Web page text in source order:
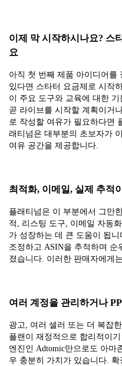
이제 막 시작하시나요? 스
요
아직 첫 번째 제품 아이디어를
있다면 스타터 요금제로 시작
이 주요 도구와 교육에 대한
곧 라이브를 시작할 계획이거
로 작성할 여유가 필요하다면
래티넘은 대부분의 초보자가
여유 공간을 제공합니다.
최적화, 이메일, 실제 추적
플래티넘은 이 부분에서 그만
적, 리스팅 도구, 이메일 자동
가 성장하는 데 큰 도움이 됩
조정하고 ASIN을 추적하며 순
졌습니다. 이러한 판매자에게
여러 계정을 관리하거나
광고, 여러 셀러 또는 더 복잡
플랜이 재정적으로 합리적이
엔진인 Adtomic만으로도 아마
우 충분히 가치가 있습니다.